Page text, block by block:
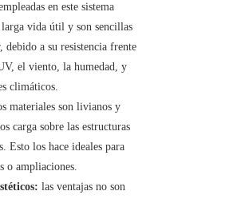
en este sistema
vida útil y son sencillas
debido a su resistencia frente
el viento, la humedad, y
climáticos.
materiales son livianos y
carga sobre las estructuras
Esto los hace ideales para
o ampliaciones.
las ventajas no son